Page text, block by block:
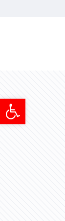
Ouvrir la barre d’outils